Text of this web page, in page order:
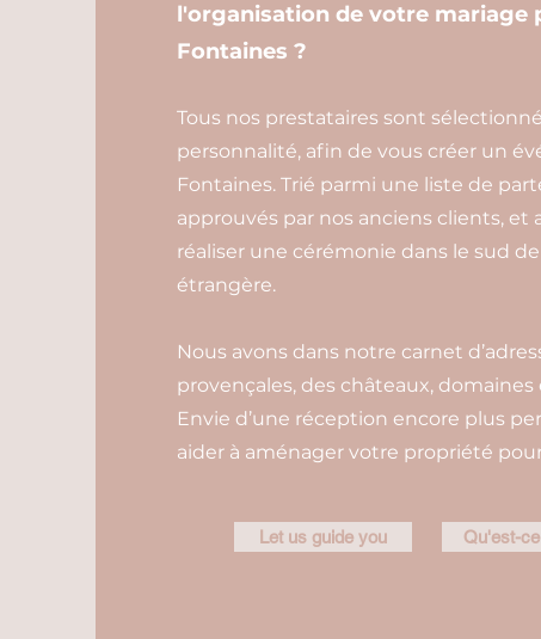
l'organisation de votre mariage
Fontaines ?
Tous nos prestataires sont
personnalité, afin de vous créer un
Fontaines. Trié parmi une liste de
approuvés par nos anciens clients, et
réaliser une cérémonie dans le sud
étrangère.
Nous avons dans notre carnet
provençales, des châteaux,
Envie d’une réception encore plus
aider à aménager votre propriété pour
Let us guide you Qu'est-